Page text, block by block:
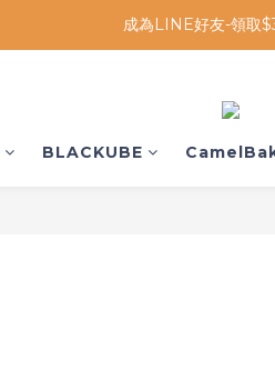
成為LINE好友-領取
BLACKUBE